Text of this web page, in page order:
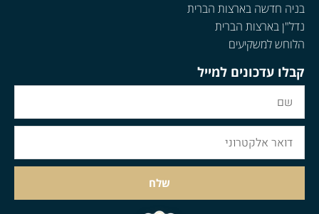
בניה חדשה בארצות הברית
נדל"ן בארצות הברית
הלוחש למשקיעים
קבלו עדכונים למייל
שלח